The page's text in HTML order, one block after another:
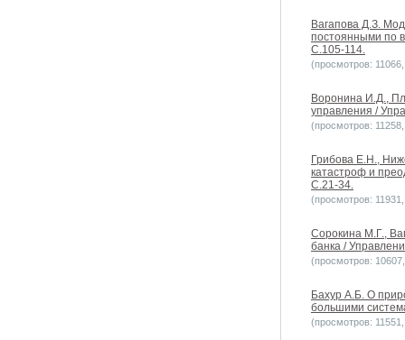
Вагапова Д.З.
постоянными по
С.105-114.
(просмотров:
Воронина И.Д.,
управления /
(просмотров:
Грибова Е.Н.,
катастроф и
С.21-34.
(просмотров:
Сорокина М.Г.,
банка /
(просмотров:
Бахур А.Б. О
большими
(просмотров: